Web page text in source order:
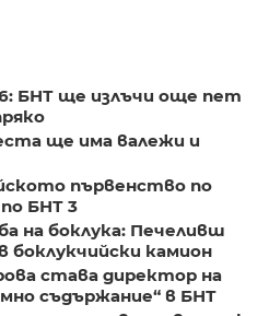
БНТ ще излъчи още пет
ще има валежи и
първенство по
БНТ 3
на боклука: Печеливш
боклукчийски камион
става директор на
съдържание“ в БНТ